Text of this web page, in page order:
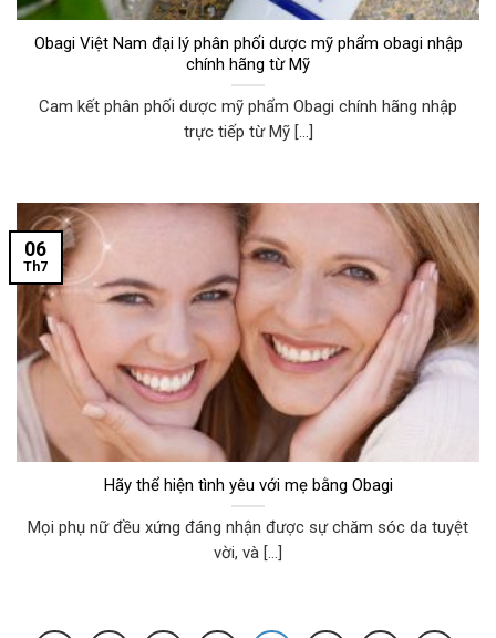
Obagi Việt Nam đại lý phân phối dược mỹ phẩm obagi nhập
chính hãng từ Mỹ
Cam kết phân phối dược mỹ phẩm Obagi chính hãng nhập
trực tiếp từ Mỹ [...]
Hãy thể hiện tình yêu với mẹ bằng Obagi
Mọi phụ nữ đều xứng đáng nhận được sự chăm sóc da tuyệt
vời, và [...]
06
Th7